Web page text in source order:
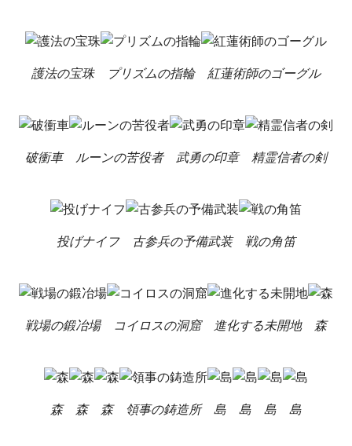
護法の宝珠 プリズムの指輪 紅蓮術師のゴーグル
破衝車 ルーンの苦役者 武勇の印章 精霊信者の剣
投げナイフ 古参兵の予備武装 戦の角笛
戦場の鍛冶場 コイロスの洞窟 進化する未開地 森
森 森 森 領事の鋳造所 島 島 島 島